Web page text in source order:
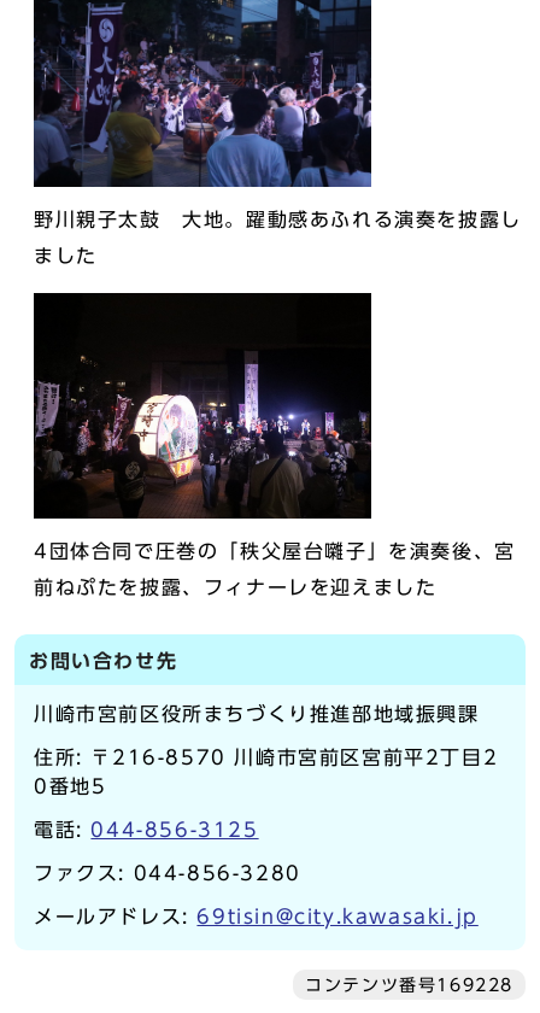
野川親子太鼓 大地。躍動感あふれる演奏を披露し
ました
4団体合同で圧巻の「秩父屋台囃子」を演奏後、宮
前ねぷたを披露、フィナーレを迎えました
お問い合わせ先
川崎市宮前区役所まちづくり推進部地域振興課
住所: 〒216-8570 川崎市宮前区宮前平2丁目2
0番地5
電話: 044-856-3125
ファクス: 044-856-3280
メールアドレス:69tisin@city.kawasaki.jp
コンテンツ番号169228